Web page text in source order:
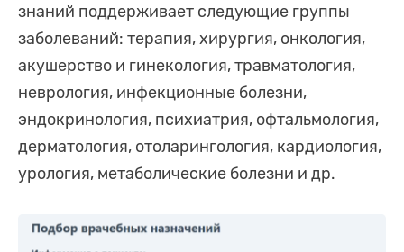
знаний поддерживает следующие группы
заболеваний: терапия, хирургия, онкология,
акушерство и гинекология, травматология,
неврология, инфекционные болезни,
эндокринология, психиатрия, офтальмология,
дерматология, отоларингология, кардиология,
урология, метаболические болезни и др.